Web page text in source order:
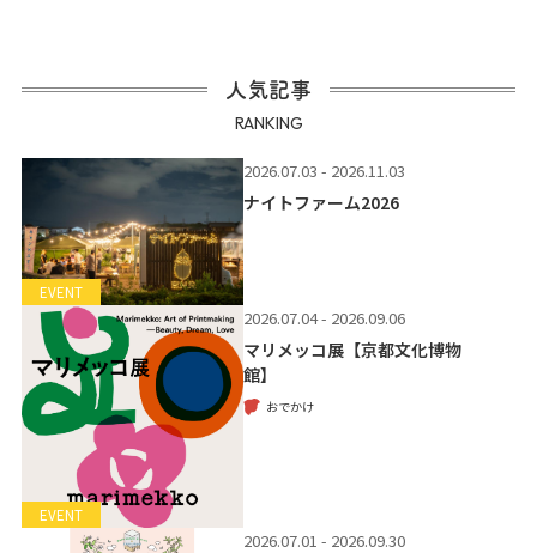
人気記事
RANKING
EVENT
2026.07.03 - 2026.11.03
ナイトファーム2026
EVENT
2026.07.04 - 2026.09.06
マリメッコ展【京都文化博物
館】
おでかけ
2026.07.01 - 2026.09.30